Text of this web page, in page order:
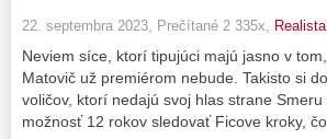
22. septembra 2023, Prečítané 2 335x,
Neviem síce, ktorí tipujúci majú jasno v
Matovič už premiérom nebude. Takisto si
voličov, ktorí nedajú svoj hlas strane
možnosť 12 rokov sledovať Ficove kroky,